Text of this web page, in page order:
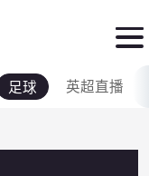
足球 英超直播